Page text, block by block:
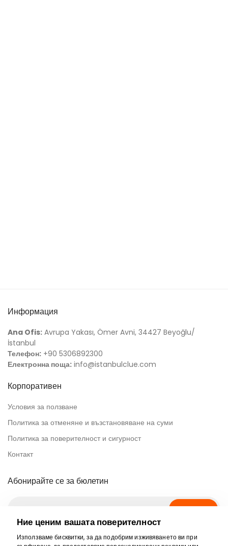
Информация
Ana Ofis: Avrupa Yakası, Ömer Avni, 34427 Beyoğlu/
İstanbul
Телефон: +90 5306892300
Електронна поща: info@istanbulclue.com
Корпоративен
Условия за ползване
Политика за отменяне и възстановяване на суми
Политика за поверителност и сигурност
Контакт
Абонирайте се за бюлетин
Абонирай се
Сигурно плащане
Ние ценим вашата поверителност
Използваме бисквитки, за да подобрим изживяването ви при